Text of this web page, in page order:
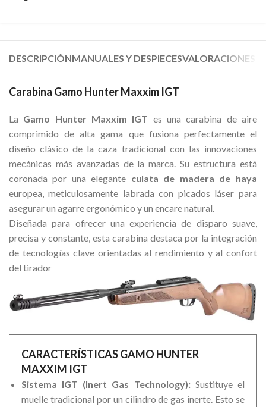
DESCRIPCIÓNMANUALES Y DESPIECESVALORACIONES
Carabina Gamo Hunter Maxxim IGT
La Gamo Hunter Maxxim IGT es una carabina de aire
comprimido de alta gama que fusiona perfectamente el
diseño clásico de la caza tradicional con las innovaciones
mecánicas más avanzadas de la marca. Su estructura está
coronada por una elegante culata de madera de haya
europea, meticulosamente labrada con picados láser para
asegurar un agarre ergonómico y un encare natural.
Diseñada para ofrecer una experiencia de disparo suave,
precisa y constante, esta carabina destaca por la integración
de tecnologías clave orientadas al rendimiento y al confort
del tirador
CARACTERÍSTICAS GAMO HUNTER
MAXXIM IGT
Sistema IGT (Inert Gas Technology):Sustituye el
muelle tradicional por un cilindro de gas inerte. Esto se